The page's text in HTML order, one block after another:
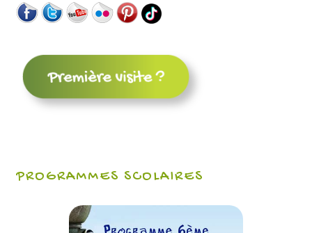
PROGRAMMES SCOLAIRES